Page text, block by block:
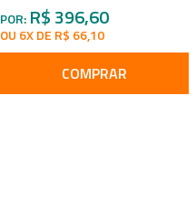
POR: R$ 396,60
OU 6X DE R$ 66,10
COMPRAR